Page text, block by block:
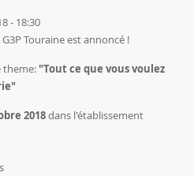
- 18:30
Touraine est annoncé !
theme: "Tout ce que vous voulez
2018dans l'établissement